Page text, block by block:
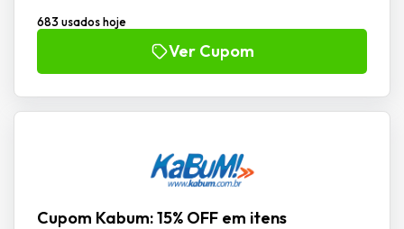
683 usados hoje
Ver Cupom
Cupom Kabum: 15% OFF em itens